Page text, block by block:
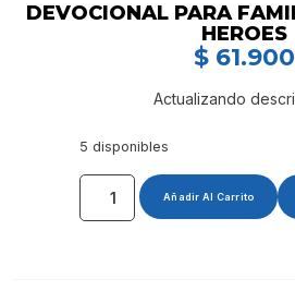
DEVOCIONAL PARA
HEROES
$61.900
Actualizando
5 disponibles
Añadir Al Carrito